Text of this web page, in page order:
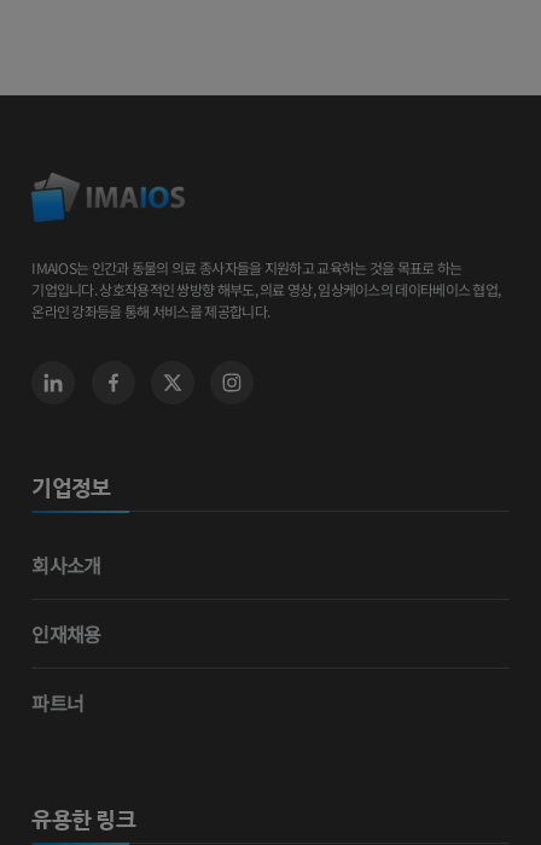
IMAIOS는 인간과 동물의 의료 종사자들을 지원하고 교육하는 것을 목표로 하는
기업입니다. 상호작용적인 쌍방향 해부도, 의료 영상, 임상케이스의 데이타베이스 협업,
온라인 강좌등을 통해 서비스를 제공합니다.
기업정보
회사소개
인재채용
파트너
유용한 링크